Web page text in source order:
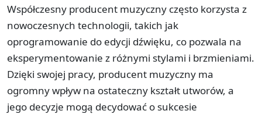
Współczesny producent muzyczny często korzysta z
nowoczesnych technologii, takich jak
oprogramowanie do edycji dźwięku, co pozwala na
eksperymentowanie z różnymi stylami i brzmieniami.
Dzięki swojej pracy, producent muzyczny ma
ogromny wpływ na ostateczny kształt utworów, a
jego decyzje mogą decydować o sukcesie